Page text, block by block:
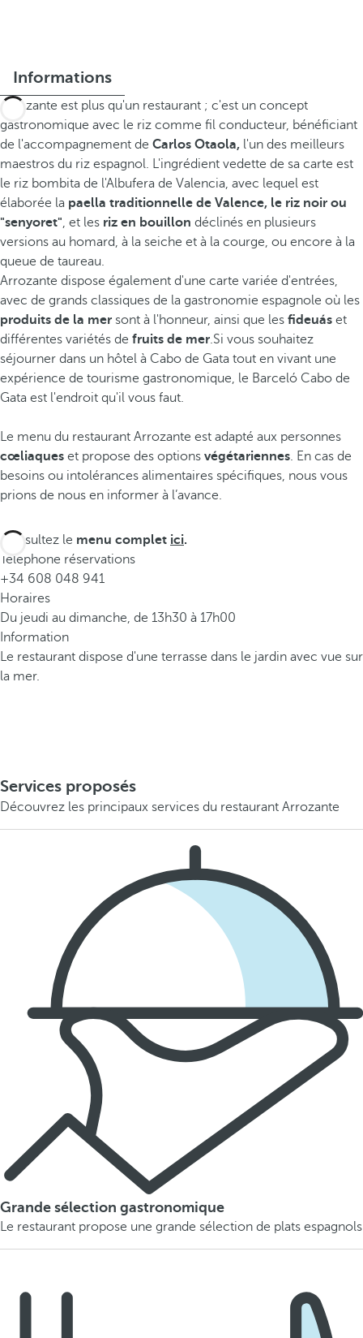
Informations
Arrozante est plus qu'un restaurant ; c'est un concept
gastronomique avec le riz comme fil conducteur, bénéficiant
de l'accompagnement de Carlos Otaola, l'un des meilleurs
maestros du riz espagnol. L'ingrédient vedette de sa carte est
le riz bombita de l'Albufera de Valencia, avec lequel est
élaborée la paella traditionnelle de Valence, le riz noir ou
"senyoret", et les riz en bouillon déclinés en plusieurs
versions au homard, à la seiche et à la courge, ou encore à la
queue de taureau.
Arrozante dispose également d'une carte variée d'entrées,
avec de grands classiques de la gastronomie espagnole où les
produits de la mer sont à l'honneur, ainsi que les fideuás et
différentes variétés de fruits de mer.Si vous souhaitez
séjourner dans un hôtel à Cabo de Gata tout en vivant une
expérience de tourisme gastronomique, le Barceló Cabo de
Gata est l'endroit qu'il vous faut.
Le menu du restaurant Arrozante est adapté aux personnes
cœliaques et propose des options végétariennes. En cas de
besoins ou intolérances alimentaires spécifiques, nous vous
prions de nous en informer à l’avance.
Consultez le menu complet ici.
Téléphone réservations
+34 608 048 941
Horaires
Du jeudi au dimanche, de 13h30 à 17h00
Information
Le restaurant dispose d'une terrasse dans le jardin avec vue sur
la mer.
Services proposés
Découvrez les principaux services du restaurant Arrozante
Grande sélection gastronomique
Le restaurant propose une grande sélection de plats espagnols